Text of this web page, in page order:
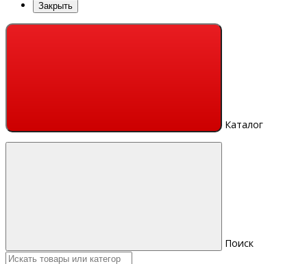
Закрыть
Каталог
Поиск